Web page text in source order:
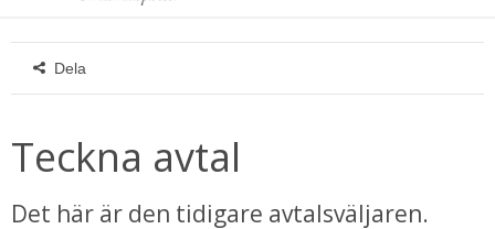
Dela
Teckna avtal